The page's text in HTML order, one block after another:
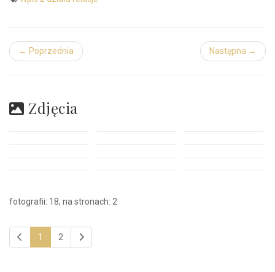
← Poprzednia Następna →
Zdjęcia
fotografii: 18, na stronach: 2
1 2